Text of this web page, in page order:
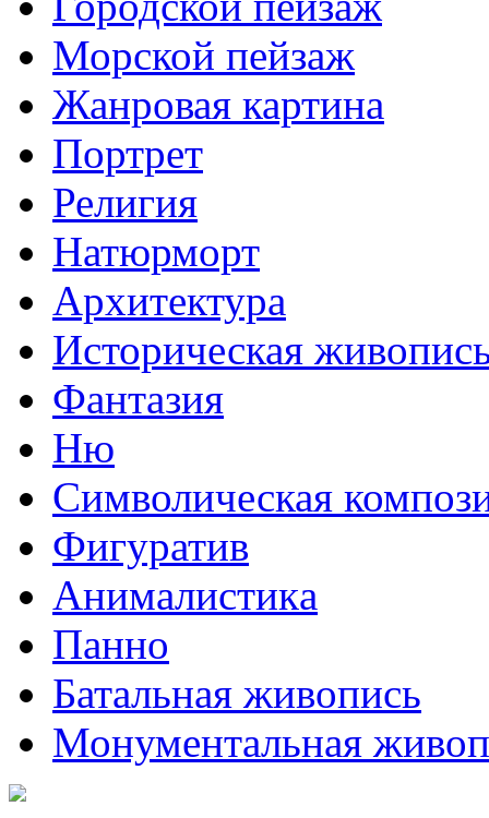
Морской пейзаж
Жанровая картина
Портрет
Религия
Натюрморт
Архитектура
Историческая
Фантазия
Ню
Символическая
Фигуратив
Анималистикa
Панно
Батальная живопись
Монументальная